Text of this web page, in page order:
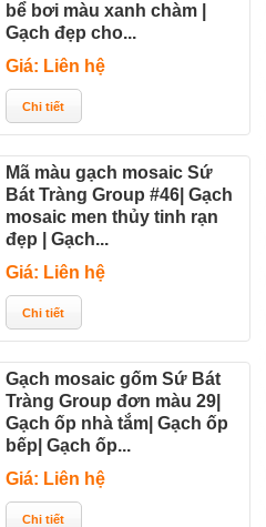
bể bơi màu xanh chàm |
Gạch đẹp cho...
Giá: Liên hệ
Mã màu gạch mosaic Sứ
Bát Tràng Group #46| Gạch
mosaic men thủy tinh rạn
đẹp | Gạch...
Giá: Liên hệ
Gạch mosaic gốm Sứ Bát
Tràng Group đơn màu 29|
Gạch ốp nhà tắm| Gạch ốp
bếp| Gạch ốp...
Giá: Liên hệ